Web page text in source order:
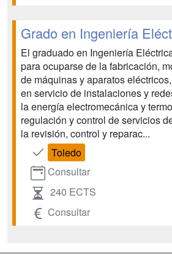
Grado en Ingeniería
El graduado en Ingeniería
para ocuparse de la fabricación,
de máquinas y aparatos
en servicio de instalaciones y
la energía electromecánica y
regulación y control de servicios
la revisión, control y reparac...
Toledo
Consultar
240 ECTS
Consultar